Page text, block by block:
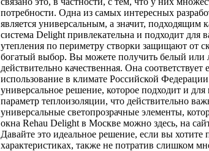
потребности. Одна из самых интересных
является универсальным, а значит,
система Delight привлекательна и подходит для
утепления по периметру створки защищают от
богатый выбор. Вы можете получить белый или
действительно качественная. Она
использование в климате Российской
универсальное решение, которое подходит и
параметр теплоизоляции, что действительно
универсальные светопрозрачные элементы,
окна Rehau Delight в Москве можно здесь, на
Давайте это идеальное решение, если вы
характеристиках, также не потратив слишком